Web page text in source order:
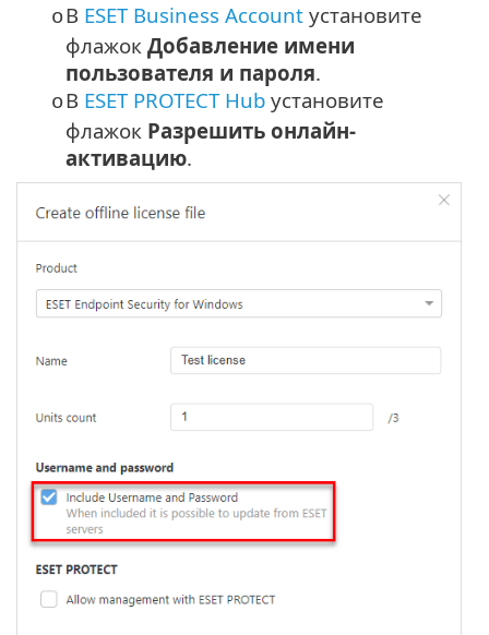
oВ ESET Business Account установите
флажок Добавление имени
пользователя и пароля.
oВ ESET PROTECT Hub установите
флажок Разрешить онлайн-
активацию.